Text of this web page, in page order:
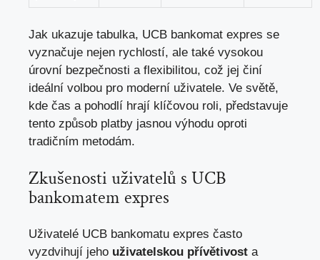
Jak ukazuje tabulka, UCB bankomat expres se
vyznačuje nejen rychlostí, ale také vysokou
úrovní bezpečnosti a flexibilitou, což jej činí
ideální volbou pro moderní uživatele. Ve světě,
kde čas a pohodlí hrají klíčovou roli, představuje
tento způsob platby jasnou výhodu oproti
tradičním metodám.
Zkušenosti uživatelů s UCB
bankomatem expres
Uživatelé UCB bankomatu expres často
vyzdvihují jeho uživatelskou přívětivost a